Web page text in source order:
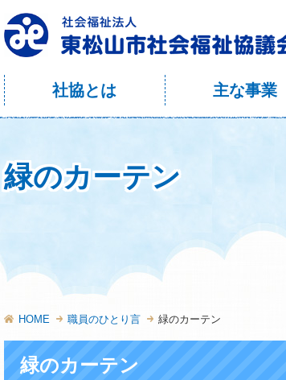
社協とは 主な事業
緑のカーテン
HOME 職員のひとり言 緑のカーテン
緑のカーテン